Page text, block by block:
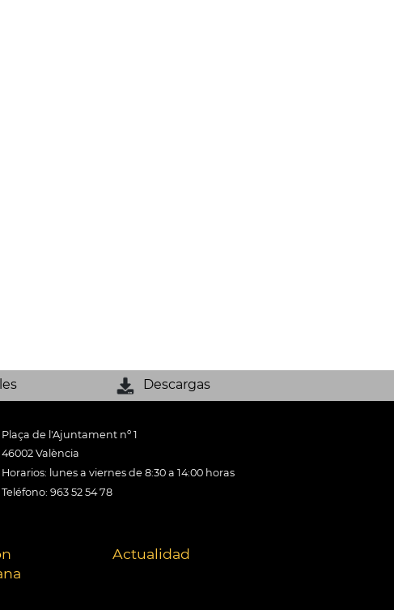
Descargas
Plaça de l'Ajuntament nº 1
46002 València
Horarios: lunes a viernes de 8:30 a 14:00 horas
Teléfono: 963 52 54 78
Actualidad